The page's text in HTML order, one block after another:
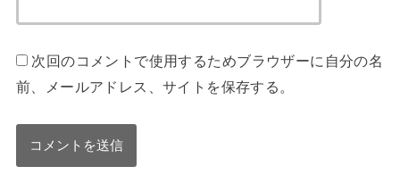
次回のコメントで使用するためブラウザーに自分の名
前、メールアドレス、サイトを保存する。